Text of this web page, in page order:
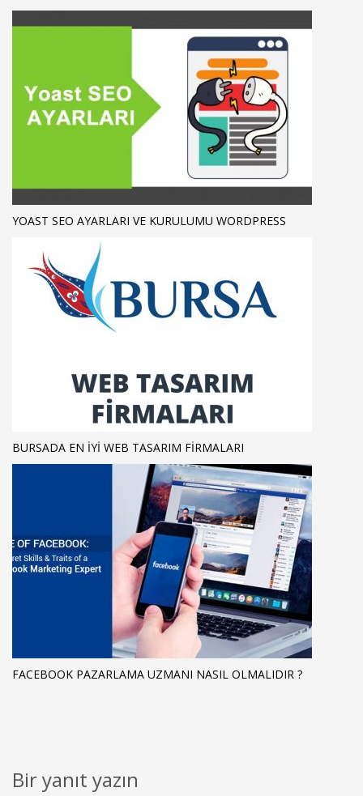
YOAST SEO AYARLARI VE KURULUMU WORDPRESS
BURSADA EN IYI WEB TASARIM FIRMALARI
FACEBOOK PAZARLAMA UZMANI NASIL OLMALIDIR ?
Bir yanıt yazın